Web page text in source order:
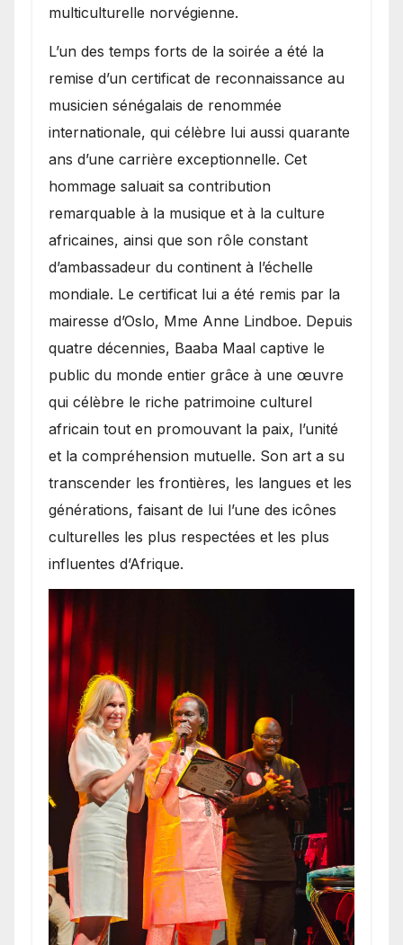
multiculturelle norvégienne.
​L’un des temps forts de la soirée a été la
remise d’un certificat de reconnaissance au
musicien sénégalais de renommée
internationale, qui célèbre lui aussi quarante
ans d’une carrière exceptionnelle. Cet
hommage saluait sa contribution
remarquable à la musique et à la culture
africaines, ainsi que son rôle constant
d’ambassadeur du continent à l’échelle
mondiale. Le certificat lui a été remis par la
mairesse d’Oslo, Mme Anne Lindboe. Depuis
quatre décennies, Baaba Maal captive le
public du monde entier grâce à une œuvre
qui célèbre le riche patrimoine culturel
africain tout en promouvant la paix, l’unité
et la compréhension mutuelle. Son art a su
transcender les frontières, les langues et les
générations, faisant de lui l’une des icônes
culturelles les plus respectées et les plus
influentes d’Afrique.